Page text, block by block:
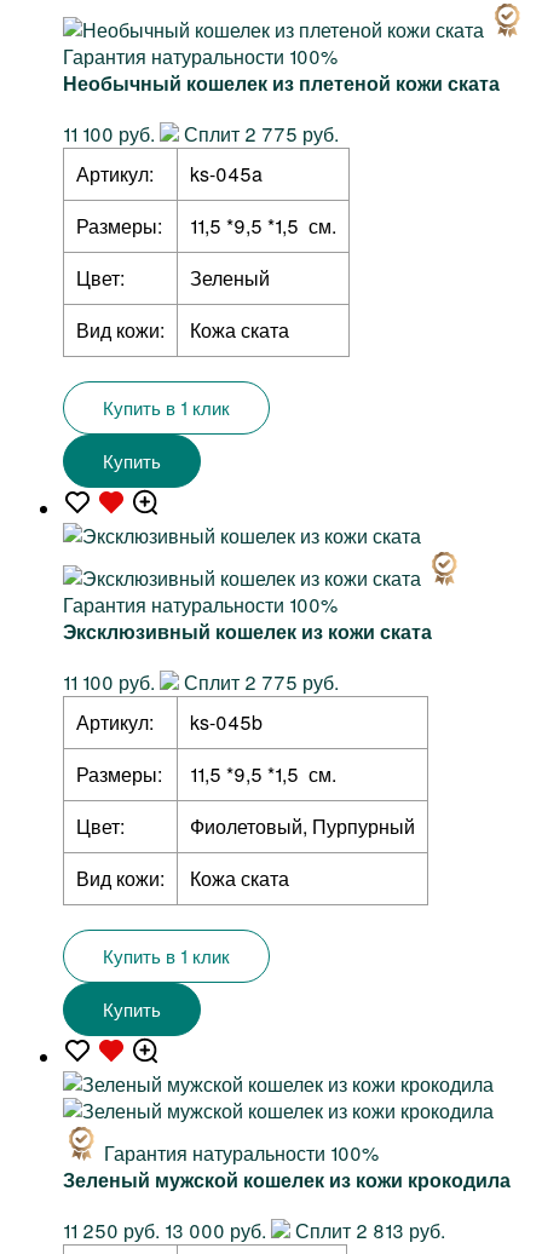
Гарантия натуральности 100%
Необычный кошелек из плетеной кожи ската
11 100 руб.
Сплит 2 775 руб.
Артикул:
ks-045a
Размеры:
11,5 *9,5 *1,5 см.
Цвет:
Зеленый
Вид кожи:
Кожа ската
Купить в 1 клик
Купить
Гарантия натуральности 100%
Эксклюзивный кошелек из кожи ската
11 100 руб.
Сплит 2 775 руб.
Артикул:
ks-045b
Размеры:
11,5 *9,5 *1,5 см.
Цвет:
Фиолетовый, Пурпурный
Вид кожи:
Кожа ската
Купить в 1 клик
Купить
Гарантия натуральности 100%
Зеленый мужской кошелек из кожи крокодила
11 250 руб. 13 000 руб. Сплит 2 813 руб.